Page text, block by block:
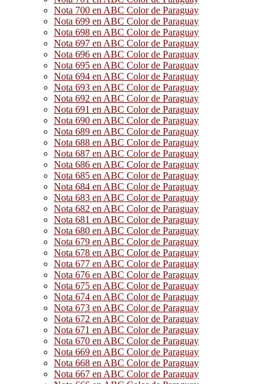
Nota 700 en ABC Color de Paraguay
Nota 699 en ABC Color de Paraguay
Nota 698 en ABC Color de Paraguay
Nota 697 en ABC Color de Paraguay
Nota 696 en ABC Color de Paraguay
Nota 695 en ABC Color de Paraguay
Nota 694 en ABC Color de Paraguay
Nota 693 en ABC Color de Paraguay
Nota 692 en ABC Color de Paraguay
Nota 691 en ABC Color de Paraguay
Nota 690 en ABC Color de Paraguay
Nota 689 en ABC Color de Paraguay
Nota 688 en ABC Color de Paraguay
Nota 687 en ABC Color de Paraguay
Nota 686 en ABC Color de Paraguay
Nota 685 en ABC Color de Paraguay
Nota 684 en ABC Color de Paraguay
Nota 683 en ABC Color de Paraguay
Nota 682 en ABC Color de Paraguay
Nota 681 en ABC Color de Paraguay
Nota 680 en ABC Color de Paraguay
Nota 679 en ABC Color de Paraguay
Nota 678 en ABC Color de Paraguay
Nota 677 en ABC Color de Paraguay
Nota 676 en ABC Color de Paraguay
Nota 675 en ABC Color de Paraguay
Nota 674 en ABC Color de Paraguay
Nota 673 en ABC Color de Paraguay
Nota 672 en ABC Color de Paraguay
Nota 671 en ABC Color de Paraguay
Nota 670 en ABC Color de Paraguay
Nota 669 en ABC Color de Paraguay
Nota 668 en ABC Color de Paraguay
Nota 667 en ABC Color de Paraguay